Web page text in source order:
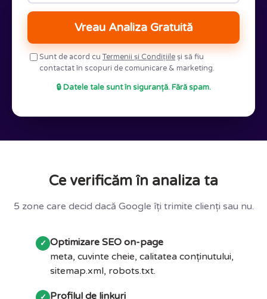
Vreau Analiza Gratuită
Sunt de acord cuTermenii și Condițiile și să fiu
contactat în scopuri de comunicare & marketing.
🔒 Datele tale sunt în siguranță. Fără spam.
Ce verificăm în analiza ta
5 zone care decid dacă Google îți trimite clienți sau nu.
✓ Optimizare SEO on-page
meta, cuvinte cheie, calitatea conținutului,
sitemap.xml, robots.txt.
Profilul de linkuri